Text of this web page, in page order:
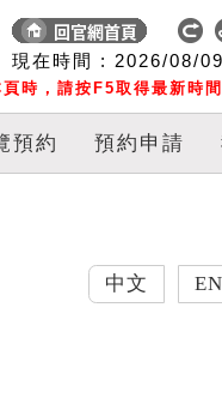
現在時間 : 2026/08/09
時，請按F5取得最新時
預約 預約申請
ENGLISH